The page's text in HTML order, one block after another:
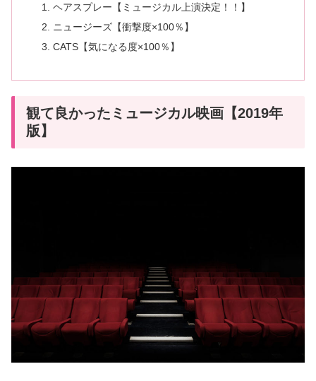
ヘアスプレー【ミュージカル上演決定！！】
ニュージーズ【衝撃度×100％】
CATS【気になる度×100％】
観て良かったミュージカル映画【2019年
版】